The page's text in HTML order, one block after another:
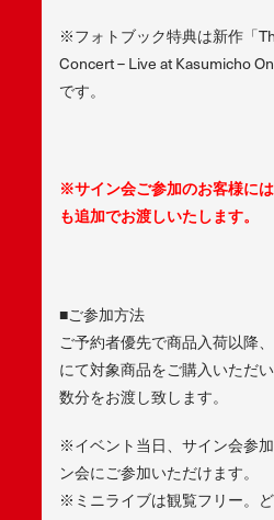
※フォトブック特典は新作「
Concert – Live at Kasumicho
です。
※サイン会ご参加のお客様に
も追加でお渡しいたします。
■ご参加方法
ご予約者優先で商品入荷以降
にて対象商品をご購入いただ
数分をお渡し致します。
※イベント当日、サイン会参
ン会にご参加いただけます。
※ミニライブは観覧フリー。